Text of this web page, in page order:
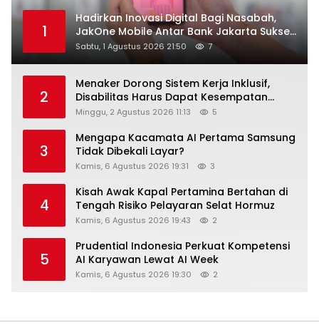
1
Hadirkan Inovasi Digital Bagi Nasabah,
JakOne Mobile Antar Bank Jakarta Sukses
Raih Digital Excellence Awards 2026
Sabtu, 1 Agustus 2026 21:50 7
2
Menaker Dorong Sistem Kerja Inklusif,
Disabilitas Harus Dapat Kesempatan
Setara
Minggu, 2 Agustus 2026 11:13 5
3
Mengapa Kacamata AI Pertama Samsung
Tidak Dibekali Layar?
Kamis, 6 Agustus 2026 19:31 3
4
Kisah Awak Kapal Pertamina Bertahan di
Tengah Risiko Pelayaran Selat Hormuz
Kamis, 6 Agustus 2026 19:43 2
5
Prudential Indonesia Perkuat Kompetensi
AI Karyawan Lewat AI Week
Kamis, 6 Agustus 2026 19:30 2